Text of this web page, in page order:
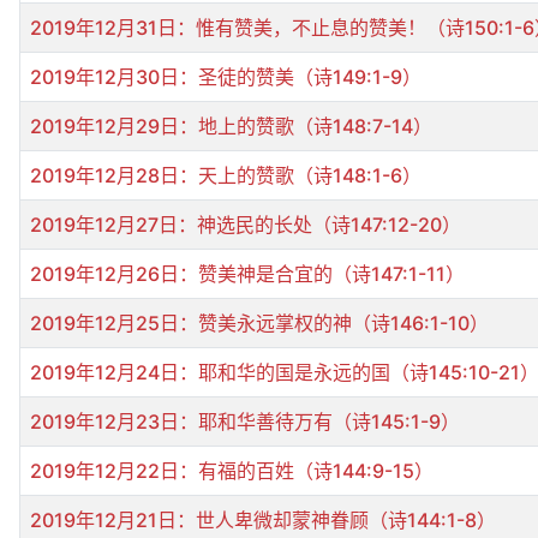
2019年12月31日：惟有赞美，不止息的赞美！（诗150:1-
2019年12月30日：圣徒的赞美（诗149:1-9）
2019年12月29日：地上的赞歌（诗148:7-14）
2019年12月28日：天上的赞歌（诗148:1-6）
2019年12月27日：神选民的长处（诗147:12-20）
2019年12月26日：赞美神是合宜的（诗147:1-11）
2019年12月25日：赞美永远掌权的神（诗146:1-10）
2019年12月24日：耶和华的国是永远的国（诗145:10-21）
2019年12月23日：耶和华善待万有（诗145:1-9）
2019年12月22日：有福的百姓（诗144:9-15）
2019年12月21日：世人卑微却蒙神眷顾（诗144:1-8）